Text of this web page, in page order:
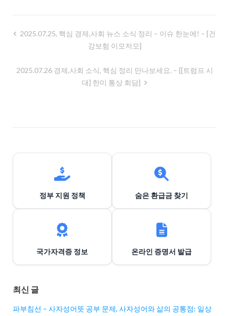
글
비
2025.07.25, 핵심 경제,사회 뉴스 소식 정리 – 이슈 한눈에! – [건
강보험 이모저모]
2025.07.26 경제,사회 소식, 핵심 정리 만나보세요. – [[트럼프 시
대] 한미 통상 회담]
정부 지원 정책 숨은 환급금 찾기
국가자격증 정보 온라인 증명서 발급
최신 글
파부침선 – 사자성어뜻 공부 문제, 사자성어와 삶의 공통점: 일상